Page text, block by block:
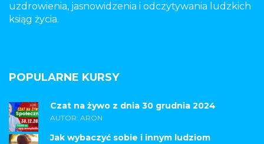
uzdrowienia, jasnowidzenia i odczytywania ludzkich
ksiąg życia.
POPULARNE KURSY
Czat na żywo z dnia 30 grudnia 2024
AUTOR: ARON
Jak wybaczyć sobie i innym ludziom